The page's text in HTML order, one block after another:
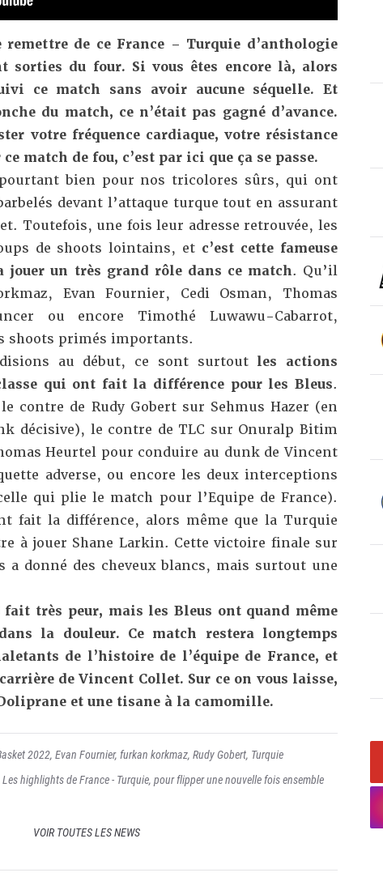
Les highlights de France - Turquie, pour flipper une nouvelle fois ensemble
remettre de ce France – Turquie d’anthologie
sorties du four. Si vous êtes encore là, alors
ce match sans avoir aucune séquelle. Et
du match, ce n’était pas gagné d’avance.
votre fréquence cardiaque, votre résistance
match de fou, c’est par ici que ça se passe.
bien pour nos tricolores sûrs, qui ont
devant l’attaque turque tout en assurant
Toutefois, une fois leur adresse retrouvée, les
de shoots lointains, et c’est cette fameuse
un très grand rôle dans ce match. Qu’il
Evan Fournier, Cedi Osman, Thomas
ou encore Timothé Luwawu-Cabarrot,
shoots primés importants.
au début, ce sont surtout les actions
qui ont fait la différence pour les Bleus.
contre de Rudy Gobert sur Sehmus Hazer (en
décisive), le contre de TLC sur Onuralp Bitim
Heurtel pour conduire au dunk de Vincent
adverse, ou encore les deux interceptions
qui plie le match pour l’Equipe de France).
fait la différence, alors même que la Turquie
à jouer Shane Larkin. Cette victoire finale sur
a donné des cheveux blancs, mais surtout une
fait très peur, mais les Bleus ont quand même
la douleur. Ce match restera longtemps
de l’histoire de l’équipe de France, et
de Vincent Collet. Sur ce on vous laisse,
et une tisane à la camomille.
2022, Evan Fournier, furkan korkmaz, Rudy Gobert, Turquie
VOIR TOUTES LES NEWS